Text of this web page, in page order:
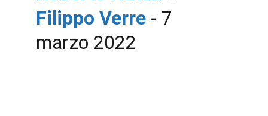
Filippo Verre - 7
marzo 2022